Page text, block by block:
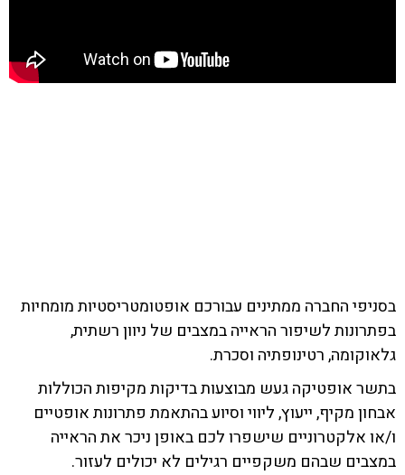
בסניפי החברה ממתינים עבורכם אופטומטריסטיות מומחיות
בפתרונות לשיפור הראייה במצבים של ניוון רשתית,
גלאוקומה, רטינופתיה וסכרת.
בתשר אופטיקה געש מבוצעות בדיקות מקיפות הכוללות
אבחון מקיף, ייעוץ, ליווי וסיוע בהתאמת פתרונות אופטיים
ו/או אלקטרוניים שישפרו לכם באופן ניכר את הראייה
במצבים שבהם משקפיים רגילים לא יכולים לעזור.